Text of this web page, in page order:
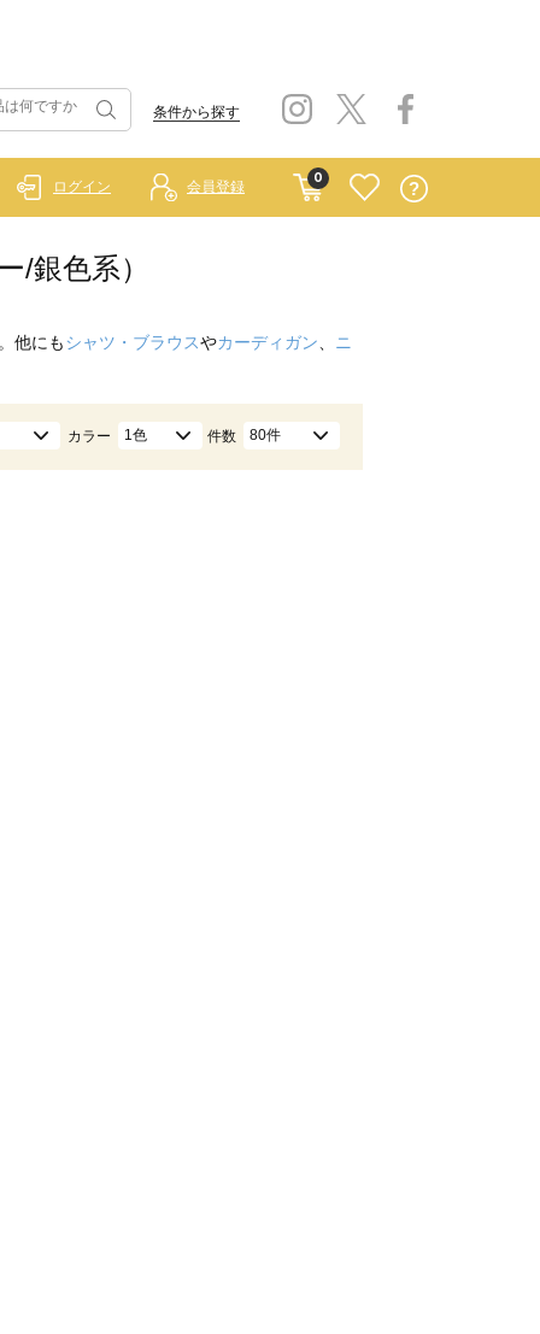
条件から探す
0
ログイン 会員登録
/銀色系）
他にもシャツ・ブラウスやカーディガン
ニ
カラー 1色 件数 80件